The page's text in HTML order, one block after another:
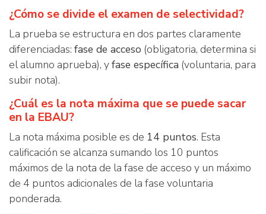
¿Cómo se divide el examen de selectividad?
La prueba se estructura en dos partes claramente
diferenciadas: fase de acceso (obligatoria, determina si
el alumno aprueba), yfase específica (voluntaria, para
subir nota).
¿Cuál es la nota máxima que se puede sacar
en la EBAU?
La nota máxima posible es de 14 puntos. Esta
calificación se alcanza sumando los 10 puntos
máximos de la nota de la fase de acceso y un máximo
de 4 puntos adicionales de la fase voluntaria
ponderada.